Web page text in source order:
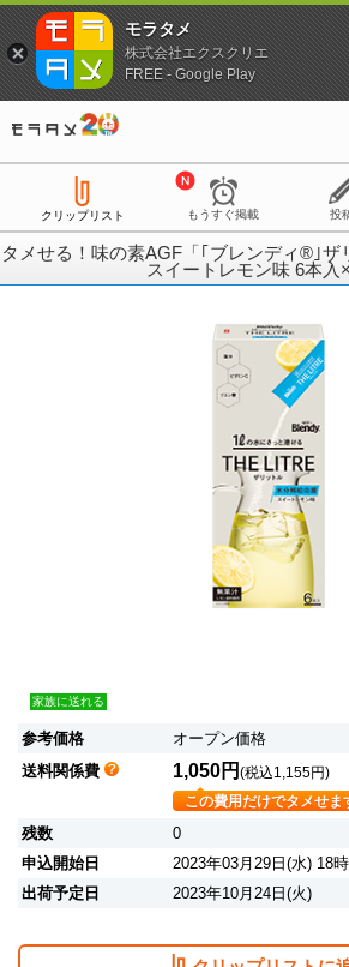
クリップリスト もうすぐ掲載 投
タメせる！味の素AGF「｢ブレンディ®｣ザ
スイートレモン味 6本入
家族に送れる
参考価格
オープン価格
送料関係費
1,050円 (税込1,155円)
この費用だけでタメせま
残数
0
申込開始日
2023年03月29日(水) 18
出荷予定日
2023年10月24日(火)
モラタメ
株式会社エクスクリエ
FREE - Google Play